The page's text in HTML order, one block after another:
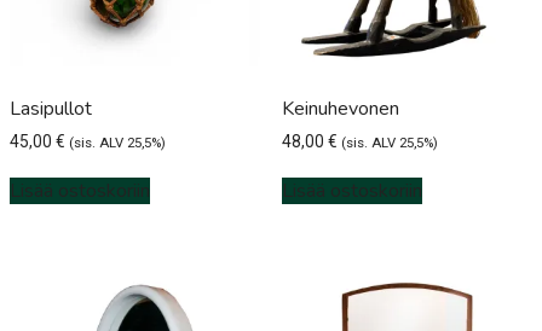
Lasipullot
45,00 € (sis. ALV 25,5%)
Lisää ostoskoriin
Keinuhevonen
48,00 € (sis. ALV 25,5%)
Lisää ostoskoriin